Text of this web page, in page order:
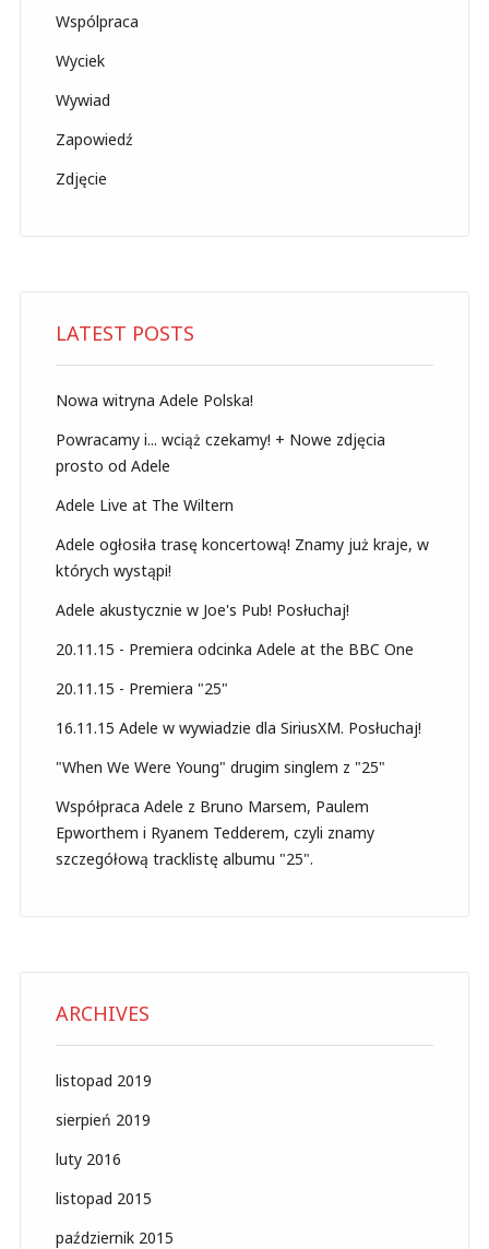
Wspólpraca
Wyciek
Wywiad
Zapowiedź
Zdjęcie
LATEST POSTS
Nowa witryna Adele Polska!
Powracamy i... wciąż czekamy! + Nowe zdjęcia
prosto od Adele
Adele Live at The Wiltern
Adele ogłosiła trasę koncertową! Znamy już kraje, w
których wystąpi!
Adele akustycznie w Joe's Pub! Posłuchaj!
20.11.15 - Premiera odcinka Adele at the BBC One
20.11.15 - Premiera "25"
16.11.15 Adele w wywiadzie dla SiriusXM. Posłuchaj!
"When We Were Young" drugim singlem z "25"
Współpraca Adele z Bruno Marsem, Paulem
Epworthem i Ryanem Tedderem, czyli znamy
szczegółową tracklistę albumu "25".
ARCHIVES
listopad 2019
sierpień 2019
luty 2016
listopad 2015
październik 2015